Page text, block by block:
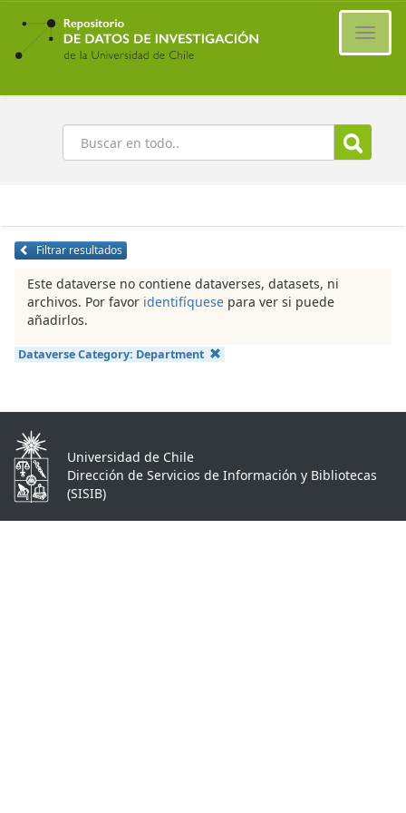
Ir
contenido
principal
Buscar
Filtrar resultados
Este dataverse no contiene dataverses, datasets, ni
archivos. Por favor identifíquese para ver si puede
añadirlos.
Dataverse Category: Department
Universidad de Chile
Dirección de Servicios de Información y Bibliotecas
(SISIB)